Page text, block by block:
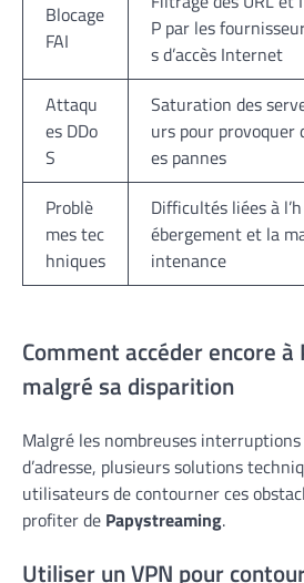
Blocage
FAI
P par les
s d’accès Internet
Attaqu
es DDo
S
Saturation des
urs pour provoquer
es pannes
Problè
mes tec
hniques
Difficultés liées à l’h
ébergement et la
intenance
Comment accéder encore
malgré sa disparition
Malgré les nombreuses
d’adresse, plusieurs solutions
utilisateurs de contourner ces
profiter de Papystreaming.
Utiliser un VPN pour